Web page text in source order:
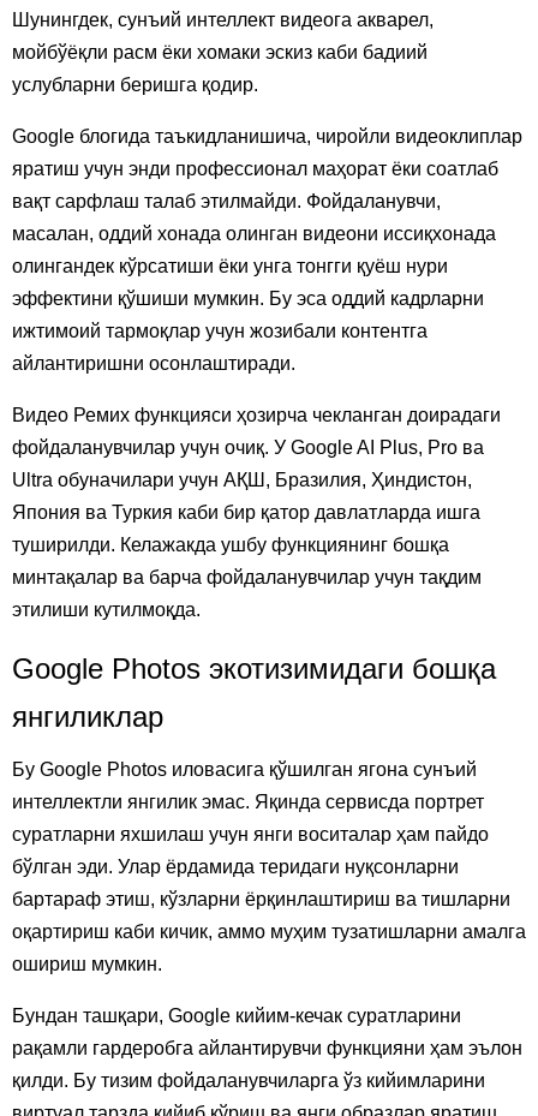
Шунингдек, сунъий интеллект видеога акварел,
мойбўёқли расм ёки хомаки эскиз каби бадиий
услубларни беришга қодир.
Google блогида таъкидланишича, чиройли видеоклиплар
яратиш учун энди профессионал маҳорат ёки соатлаб
вақт сарфлаш талаб этилмайди. Фойдаланувчи,
масалан, оддий хонада олинган видеони иссиқхонада
олингандек кўрсатиши ёки унга тонгги қуёш нури
эффектини қўшиши мумкин. Бу эса оддий кадрларни
ижтимоий тармоқлар учун жозибали контентга
айлантиришни осонлаштиради.
Видео Ремих функцияси ҳозирча чекланган доирадаги
фойдаланувчилар учун очиқ. У Google AI Plus, Pro ва
Ultra обуначилари учун АҚШ, Бразилия, Ҳиндистон,
Япония ва Туркия каби бир қатор давлатларда ишга
туширилди. Келажакда ушбу функциянинг бошқа
минтақалар ва барча фойдаланувчилар учун тақдим
этилиши кутилмоқда.
Google Photos экотизимидаги бошқа
янгиликлар
Бу Google Photos иловасига қўшилган ягона сунъий
интеллектли янгилик эмас. Яқинда сервисда портрет
суратларни яхшилаш учун янги воситалар ҳам пайдо
бўлган эди. Улар ёрдамида теридаги нуқсонларни
бартараф этиш, кўзларни ёрқинлаштириш ва тишларни
оқартириш каби кичик, аммо муҳим тузатишларни амалга
ошириш мумкин.
Бундан ташқари, Google кийим-кечак суратларини
рақамли гардеробга айлантирувчи функцияни ҳам эълон
қилди. Бу тизим фойдаланувчиларга ўз кийимларини